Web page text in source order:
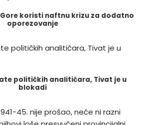
koristi naftnu krizu za dodatno
oporezovanje
političkih analitičara, Tivat je u
blokadi